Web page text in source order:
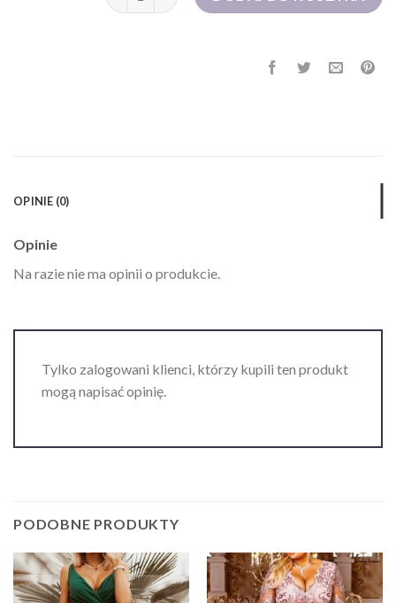
OPINIE (0)
Opinie
Na razie nie ma opinii o produkcie.
Tylko zalogowani klienci, którzy kupili ten produkt
mogą napisać opinię.
PODOBNE PRODUKTY